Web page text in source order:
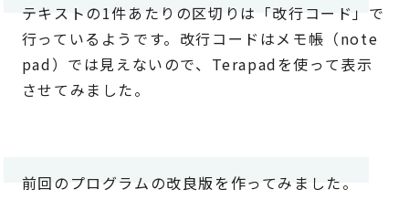
テキストの1件あたりの区切りは「改行コード」で
行っているようです。改行コードはメモ帳（note
pad）では見えないので、Terapadを使って表示
させてみました。
前回のプログラムの改良版を作ってみました。